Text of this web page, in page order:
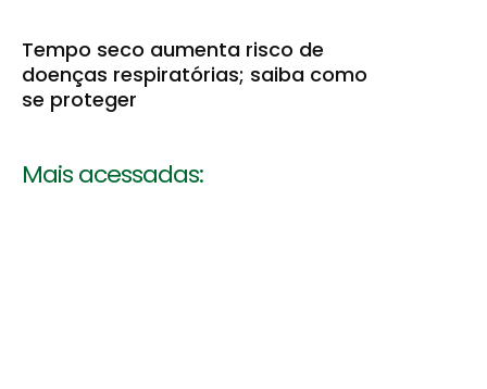
Tempo seco aumenta risco de
doenças respiratórias; saiba como
se proteger
Mais acessadas: